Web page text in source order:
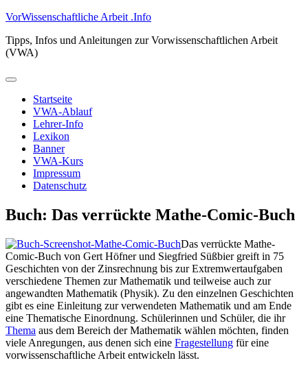
Zum
springen
VorWissenschaftliche Arbeit .Info
Tipps, Infos und Anleitungen zur Vorwissenschaftlichen Arbeit
(VWA)
Primäres
Startseite
VWA-Ablauf
Lehrer-Info
Lexikon
Banner
VWA-Kurs
Impressum
Datenschutz
Buch: Das verrückte Mathe-Comic-Buch
Das verrückte Mathe-
Comic-Buch von Gert Höfner und Siegfried Süßbier greift in 75
Geschichten von der Zinsrechnung bis zur Extremwertaufgaben
verschiedene Themen zur Mathematik und teilweise auch zur
angewandten Mathematik (Physik). Zu den einzelnen Geschichten
gibt es eine Einleitung zur verwendeten Mathematik und am Ende
eine Thematische Einordnung. Schülerinnen und Schüler, die ihr
Thema aus dem Bereich der Mathematik wählen möchten, finden
viele Anregungen, aus denen sich eine Fragestellung für eine
vorwissenschaftliche Arbeit entwickeln lässt.